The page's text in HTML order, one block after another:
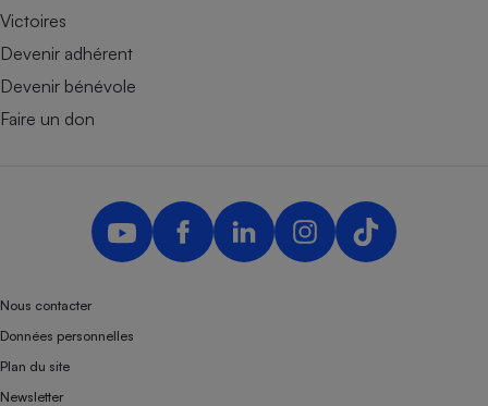
Victoires
Devenir adhérent
Devenir bénévole
Faire un don
Nous contacter
Données personnelles
Plan du site
Newsletter